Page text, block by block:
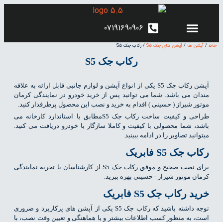
07191690906
خانه / آپشن ها / آپشن های جک S5 / رکاب جک S5
رکاب جک S5
آپشن رکاب جک S5 یکی از انواع آپشن و لوازم جانبی قابل ارائه به علاقه
مندان می باشد. شما می توانید پس از خرید خودرو در نمایندگی کرمان
موتور شیراز ( حسینی ) اقدام به خرید و نصب این محصول پرطرفدار کنید.
طراحی و کیفیت ساخت رکاب جک S5مطابق با استاندارد کارخانه می
باشد، شما محصولی با کیفیت و کاملا سازگار با خودرو دریافت می کنید.
میتوانید تصاویر را در ادامه ببینید.
رکاب جک S5 فابریک
برای نصب صحیح و موفق رکاب جک S5 از کارشناسان با تجربه نمایندگی
کرمان موتور شیراز - حسینی بهره ببرید.
خرید رکاب جک S5 فابریک
توجه داشته باشید که رکاب جک S5 یکی از آپشن های پرکاربرد و ضروری
است، به منظور کسب اطلاعات بیشتر و یا هماهنگی و تعیین وقت نصب، با